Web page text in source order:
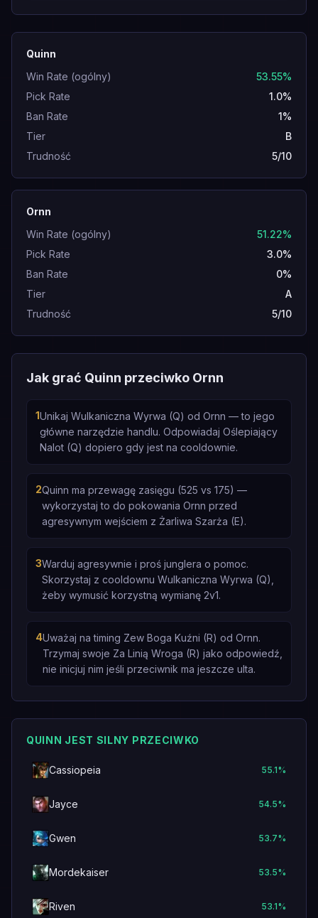
Quinn
Win Rate (ogólny)
53.55%
Pick Rate
1.0%
Ban Rate
1%
Tier
B
Trudność
5/10
Ornn
Win Rate (ogólny)
51.22%
Pick Rate
3.0%
Ban Rate
0%
Tier
A
Trudność
5/10
Jak grać Quinn przeciwko Ornn
1Unikaj Wulkaniczna Wyrwa (Q) od Ornn — to jego
główne narzędzie handlu. Odpowiadaj Oślepiający
Nalot (Q) dopiero gdy jest na cooldownie.
2Quinn ma przewagę zasięgu (525 vs 175) —
wykorzystaj to do pokowania Ornn przed
agresywnym wejściem z Żarliwa Szarża (E).
3Warduj agresywnie i proś junglera o pomoc.
Skorzystaj z cooldownu Wulkaniczna Wyrwa (Q),
żeby wymusić korzystną wymianę 2v1.
4Uważaj na timing Zew Boga Kuźni (R) od Ornn.
Trzymaj swoje Za Linią Wroga (R) jako odpowiedź,
nie inicjuj nim jeśli przeciwnik ma jeszcze ulta.
QUINN JEST SILNY PRZECIWKO
Cassiopeia 55.1%
Jayce 54.5%
Gwen 53.7%
Mordekaiser 53.5%
Riven 53.1%